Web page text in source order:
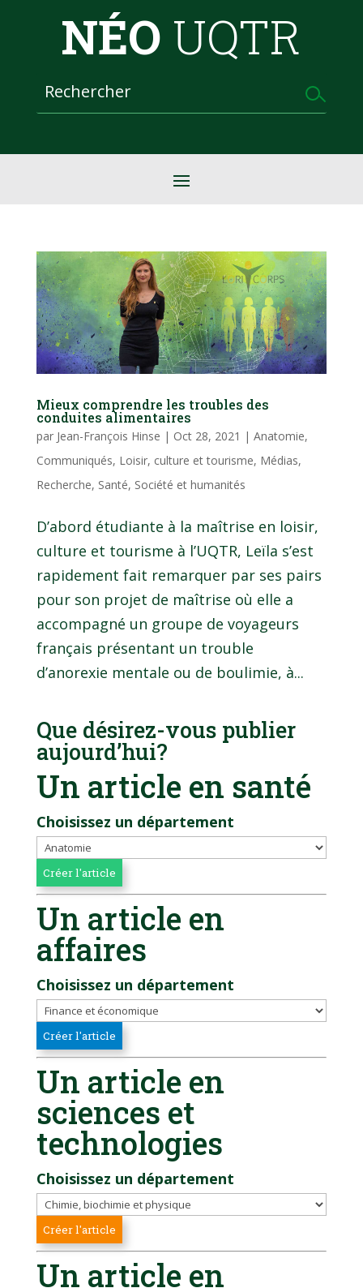
NÉO UQTR
Mieux comprendre les troubles des
conduites alimentaires
par Jean-François Hinse | Oct 28, 2021 | Anatomie,
Communiqués, Loisir, culture et tourisme, Médias,
Recherche, Santé, Société et humanités
D’abord étudiante à la maîtrise en loisir,
culture et tourisme à l’UQTR, Leïla s’est
rapidement fait remarquer par ses pairs
pour son projet de maîtrise où elle a
accompagné un groupe de voyageurs
français présentant un trouble
d’anorexie mentale ou de boulimie, à...
Que désirez-vous publier
aujourd’hui?
Un article en santé
Choisissez un département
Un article en
affaires
Choisissez un département
Un article en
sciences et
technologies
Choisissez un département
Un article en